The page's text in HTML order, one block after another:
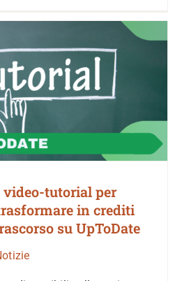
video-tutorial per
in crediti
su UpToDate